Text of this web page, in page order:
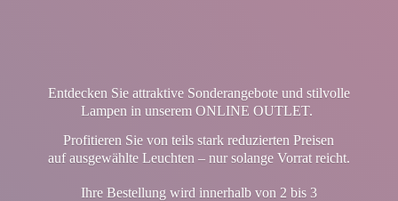
Entdecken Sie attraktive Sonderangebote und stilvolle
Lampen in unserem ONLINE OUTLET.
Profitieren Sie von teils stark reduzierten Preisen
auf ausgewählte Leuchten – nur solange Vorrat reicht.
Ihre Bestellung wird innerhalb von 2 bis 3